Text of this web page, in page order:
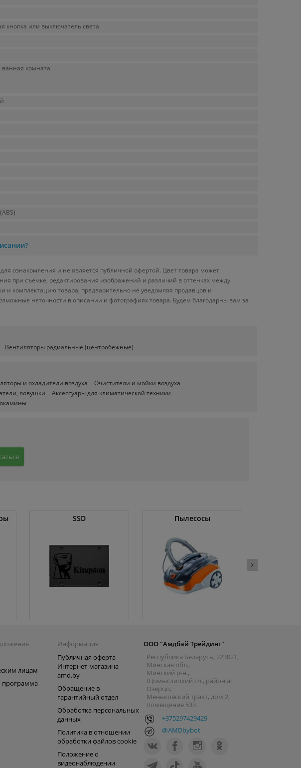
кнопка или выключатель света
ванная комната
ознакомления и не является публичной офертой. Цвет товара может
при съемке, редактирования изображений и различий в оттенках между
и комплектацию товара, предварительно не уведомляя продавцов и
неточности в описании и фотографиях товара. Будем благодарны вам за
Вентиляторы радиальные (центробежные)
и охладители воздуха
Очистители и мойки воздуха
ловушки
Аксессуары для климатической техники
SSD Пылесосы
лицам
программа
Информация
Публичная оферта
Интернет-магазина
amd.by
Обращение в
гарантийный отдел
Обработка персональных
данных
Политика в отношении
обработки файлов cookie
Положение о
видеонаблюдении
ООО "Амдбай Трейдинг"
Республика Беларусь, 223021,
Минская обл.,
Минский р-н.,
Щомыслицкий с/с, район аг.
Озерцо,
Меньковский тракт, дом 2,
помещение 533
+375297429429
@AMDbybot